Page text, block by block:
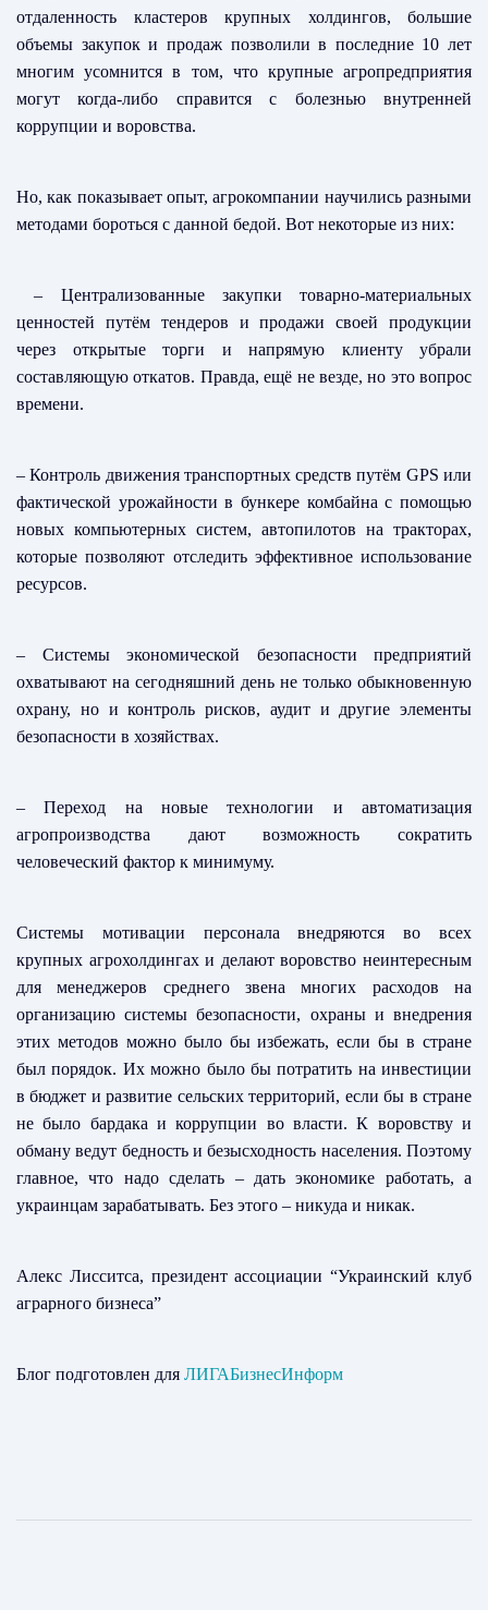
отдаленность кластеров крупных холдингов, большие
объемы закупок и продаж позволили в последние 10 лет
многим усомнится в том, что крупные агропредприятия
могут когда-либо справится с болезнью внутренней
коррупции и воровства.
Но, как показывает опыт, агрокомпании научились разными
методами бороться с данной бедой. Вот некоторые из них:
– Централизованные закупки товарно-материальных
ценностей путём тендеров и продажи своей продукции
через открытые торги и напрямую клиенту убрали
составляющую откатов. Правда, ещё не везде, но это вопрос
времени.
– Контроль движения транспортных средств путём GPS или
фактической урожайности в бункере комбайна с помощью
новых компьютерных систем, автопилотов на тракторах,
которые позволяют отследить эффективное использование
ресурсов.
– Системы экономической безопасности предприятий
охватывают на сегодняшний день не только обыкновенную
охрану, но и контроль рисков, аудит и другие элементы
безопасности в хозяйствах.
– Переход на новые технологии и автоматизация
агропроизводства дают возможность сократить
человеческий фактор к минимуму.
Системы мотивации персонала внедряются во всех
крупных агрохолдингах и делают воровство неинтересным
для менеджеров среднего звенамногих расходов на
организацию системы безопасности, охраны и внедрения
этих методов можно было бы избежать, если бы в стране
был порядок. Их можно было бы потратить на инвестиции
в бюджет и развитие сельских территорий, если бы в стране
не было бардака и коррупции во власти. К воровству и
обману ведут бедность и безысходность населения. Поэтому
главное, что надо сделать – дать экономике работать, а
украинцам зарабатывать. Без этого – никуда и никак.
Алекс Лисситса, президент ассоциации “Украинский клуб
аграрного бизнеса”
Блог подготовлен для ЛИГАБизнесИнформ